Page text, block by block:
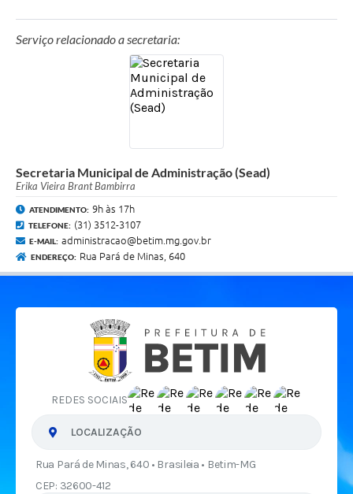
Serviço relacionado a secretaria:
Secretaria Municipal de Administração (Sead)
Erika Vieira Brant Bambirra
ATENDIMENTO: 9h às 17h
TELEFONE: (31) 3512-3107
E-MAIL: administracao@betim.mg.gov.br
ENDEREÇO: Rua Pará de Minas, 640
REDES SOCIAIS
LOCALIZAÇÃO
Rua Pará de Minas, 640 • Brasileia • Betim-MG
CEP: 32600-412